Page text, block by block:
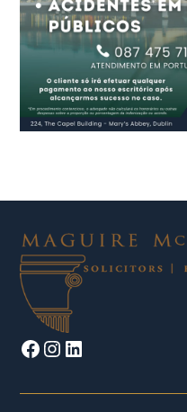
Facebook
Instagram
LinkedIn